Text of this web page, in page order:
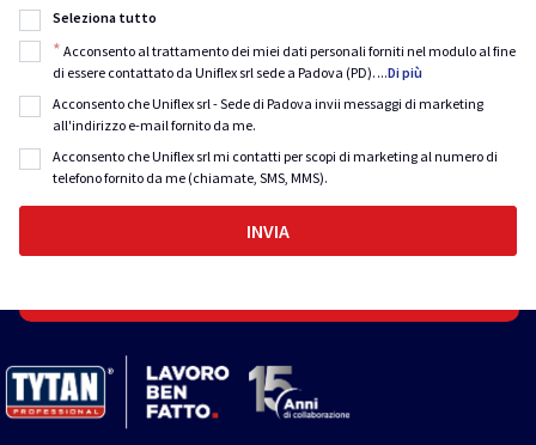
Seleziona tutto
* Acconsento al trattamento dei miei dati personali forniti nel modulo al fine
di essere contattato da Uniflex srl sede a Padova (PD). ...Di più
Acconsento che Uniflex srl - Sede di Padova invii messaggi di marketing
all'indirizzo e-mail fornito da me.
Acconsento che Uniflex srl mi contatti per scopi di marketing al numero di
telefono fornito da me (chiamate, SMS, MMS).